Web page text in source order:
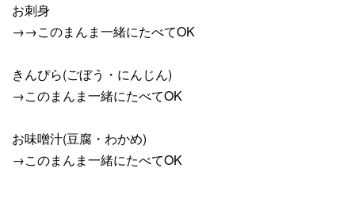
お刺身
→→このまんま一緒にたべてOK
きんぴら(ごぼう・にんじん)
→このまんま一緒にたべてOK
お味噌汁(豆腐・わかめ)
→このまんま一緒にたべてOK